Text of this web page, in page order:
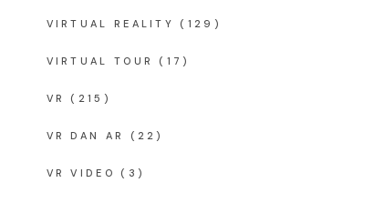
VIRTUAL REALITY (129)
VIRTUAL TOUR (17)
VR (215)
VR DAN AR (22)
VR VIDEO (3)